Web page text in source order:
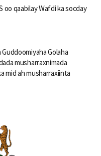
oo qaabilay Wafdi ka socday
Golaha
musharraxnimada
mid ah musharraxiinta